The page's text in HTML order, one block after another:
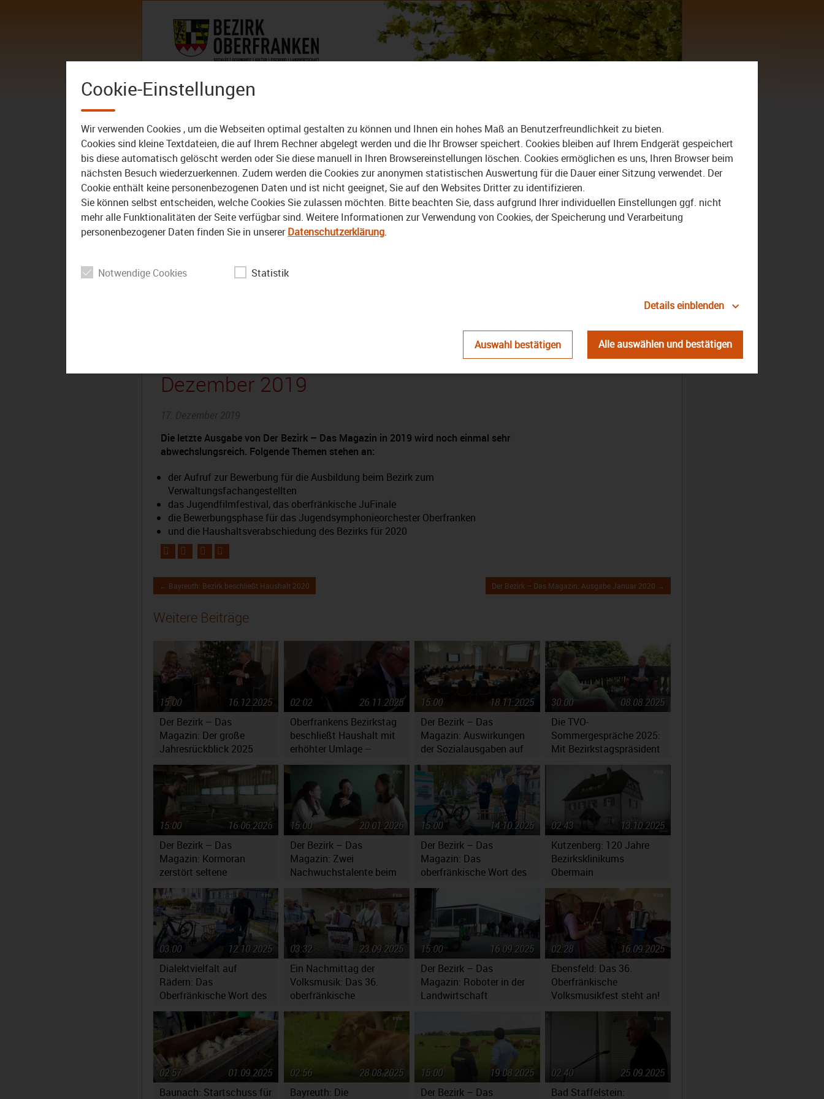
abspielen
Der Bezirk – Das Magazin: Ausgabe
Dezember 2019
Die letzte Ausgabe von Der Bezirk – Das Magazin in 2019 wird noch einmal sehr
abwechslungsreich. Folgende Themen stehen an:
der Aufruf zur Bewerbung für die Ausbildung beim Bezirk zum
Verwaltungsfachangestellten
das Jugendfilmfestival, das oberfränkische JuFinale
die Bewerbungsphase für das Jugendsymphonieorchester Oberfranken
und die Haushaltsverabschiedung des Bezirks für 2020
Bayreuth Bezirk
Bezirkstag Coburg
Haushalt Henry Schramm
Jufinale Jugendfilmfestival
Jugendsymphonieorchester
← Bayreuth: Bezirk beschließt Haushalt 2020 Der Bezirk – Das Magazin: Ausgabe Januar 2020 →
Weitere Beiträge
Der Bezirk – Das
Magazin: Der große
Jahresrückblick 2025
16.12.2025
15:00
Oberfrankens Bezirkstag
beschließt Haushalt mit
erhöhter Umlage –
Massiv gestiegene
Kosten werfen Fragen auf
26.11.2025
02:02
Der Bezirk – Das
Magazin: Auswirkungen
der Sozialausgaben auf
den Haushaltsplan
18.11.2025
15:00
Die TVO-
Sommergespräche 2025:
Mit Bezirkstagspräsident
Henry Schramm
08.08.2025
30:00
Der Bezirk – Das
Magazin: Kormoran
zerstört seltene
Fischbestände
16.06.2026
15:00
Der Bezirk – Das
Magazin: Zwei
Nachwuchstalente beim
Jugendsymphonieorchester
Oberfranken
20.01.2026
15:00
Der Bezirk – Das
Magazin: Das
oberfränkische Wort des
Jahres 2025
14.10.2025
15:00
Kutzenberg: 120 Jahre
Bezirksklinikums
Obermain
13.10.2025
02:43
Dialektvielfalt auf
Rädern: Das
Oberfränkische Wort des
Jahres 2025 steht fest
12.10.2025
03:00
Ein Nachmittag der
Volksmusik: Das 36.
oberfränkische
Volksmusikfest in
Ebensfeld
23.09.2025
03:32
Der Bezirk – Das
Magazin: Roboter in der
Landwirtschaft
16.09.2025
15:00
Ebensfeld: Das 36.
Oberfränkische
Volksmusikfest steht an!
16.09.2025
02:28
Baunach: Startschuss für
01.09.2025
02:57
Bayreuth: Die
28.08.2025
02:56
Der Bezirk – Das
19.08.2025
15:00
Bad Staffelstein:
25.09.2025
02:40
Cookie-Einstellungen
Wir verwenden Cookies , um die Webseiten optimal gestalten zu können und Ihnen ein hohes Maß an Benutzerfreundlichkeit zu bieten.
Cookies sind kleine Textdateien, die auf Ihrem Rechner abgelegt werden und die Ihr Browser speichert. Cookies bleiben auf Ihrem Endgerät gespeichert
bis diese automatisch gelöscht werden oder Sie diese manuell in Ihren Browsereinstellungen löschen. Cookies ermöglichen es uns, Ihren Browser beim
nächsten Besuch wiederzuerkennen. Zudem werden die Cookies zur anonymen statistischen Auswertung für die Dauer einer Sitzung verwendet. Der
Cookie enthält keine personenbezogenen Daten und ist nicht geeignet, Sie auf den Websites Dritter zu identifizieren.
Sie können selbst entscheiden, welche Cookies Sie zulassen möchten. Bitte beachten Sie, dass aufgrund Ihrer individuellen Einstellungen ggf. nicht
mehr alle Funktionalitäten der Seite verfügbar sind. Weitere Informationen zur Verwendung von Cookies, der Speicherung und Verarbeitung
personenbezogener Daten finden Sie in unsererDatenschutzerklärung.
Notwendige Cookies Statistik
Details einblenden
Auswahl bestätigen Alle auswählen und bestätigen